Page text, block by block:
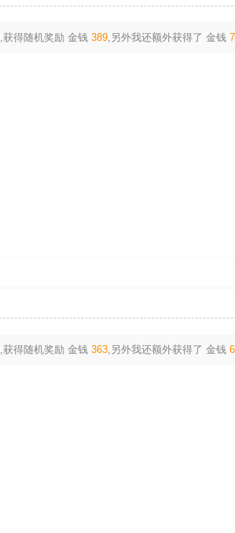
,获得随机奖励金钱389,另外我还额外获得了 金钱7
,获得随机奖励金钱363,另外我还额外获得了 金钱6